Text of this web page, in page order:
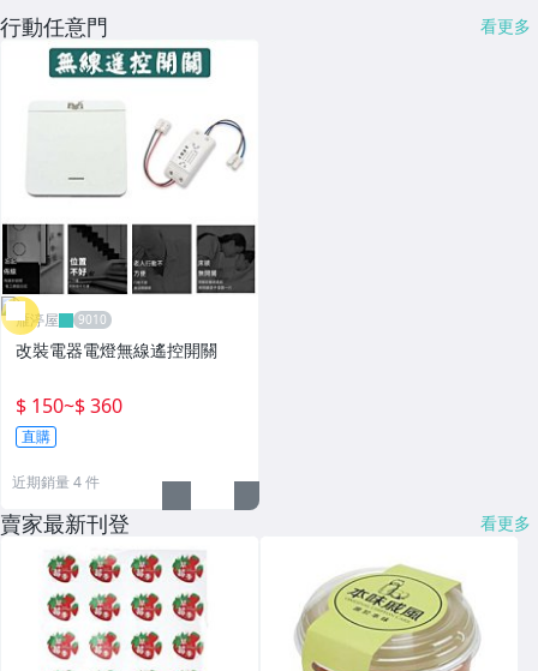
行動任意門 看更多
雁渟屋
改裝電器電燈無線遙控開關
$ 150~$ 360
直購
近期銷量 4 件
賣家最新刊登 看更多